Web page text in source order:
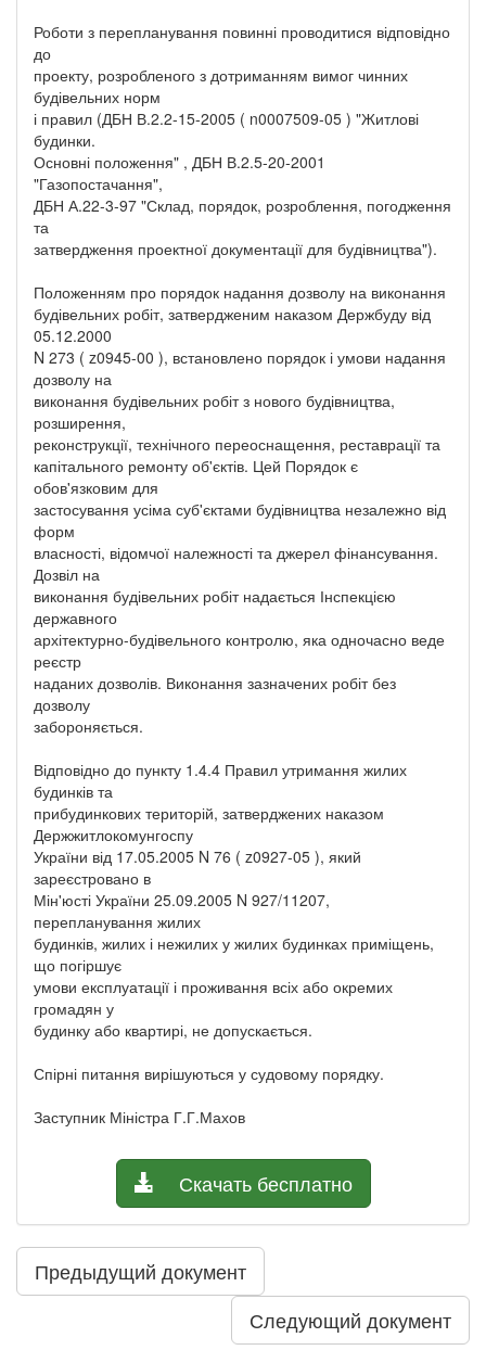
Роботи з перепланування повинні проводитися відповідно
до
проекту, розробленого з дотриманням вимог чинних
будівельних норм
і правил (ДБН В.2.2-15-2005 ( n0007509-05 ) "Житлові
будинки.
Основні положення" , ДБН В.2.5-20-2001
"Газопостачання",
ДБН А.22-3-97 "Склад, порядок, розроблення, погодження
та
затвердження проектної документації для будівництва").
Положенням про порядок надання дозволу на виконання
будівельних робіт, затвердженим наказом Держбуду від
05.12.2000
N 273 ( z0945-00 ), встановлено порядок і умови надання
дозволу на
виконання будівельних робіт з нового будівництва,
розширення,
реконструкції, технічного переоснащення, реставрації та
капітального ремонту об'єктів. Цей Порядок є
обов'язковим для
застосування усіма суб'єктами будівництва незалежно від
форм
власності, відомчої належності та джерел фінансування.
Дозвіл на
виконання будівельних робіт надається Інспекцією
державного
архітектурно-будівельного контролю, яка одночасно веде
реєстр
наданих дозволів. Виконання зазначених робіт без
дозволу
забороняється.
Відповідно до пункту 1.4.4 Правил утримання жилих
будинків та
прибудинкових територій, затверджених наказом
Держжитлокомунгоспу
України від 17.05.2005 N 76 ( z0927-05 ), який
зареєстровано в
Мін'юсті України 25.09.2005 N 927/11207,
перепланування жилих
будинків, жилих і нежилих у жилих будинках приміщень,
що погіршує
умови експлуатації і проживання всіх або окремих
громадян у
будинку або квартирі, не допускається.
Спірні питання вирішуються у судовому порядку.
Заступник Міністра Г.Г.Махов
Скачать бесплатно
Предыдущий документ
Следующий документ